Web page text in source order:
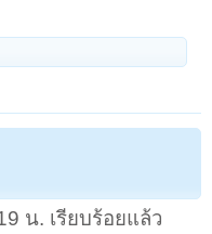
น. เรียบร้อยแล้ว